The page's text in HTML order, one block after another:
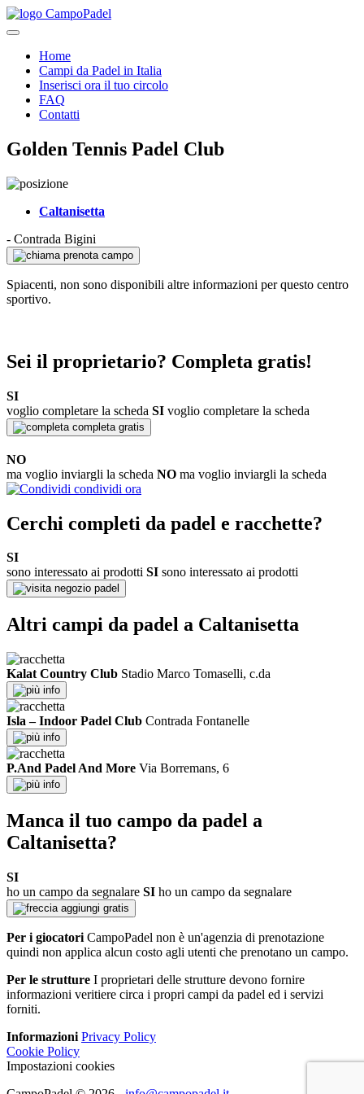
Home
Campi da Padel in Italia
Inserisci ora il tuo circolo
FAQ
Contatti
Golden Tennis Padel Club
Caltanisetta
- Contrada Bigini
prenota campo
Spiacenti, non sono disponibili altre informazioni per questo centro
sportivo.
Sei il proprietario? Completa gratis!
SI
voglio completare la scheda SI voglio completare la scheda
completa gratis
NO
ma voglio inviargli la scheda NO ma voglio inviargli la scheda
condividi ora
Cerchi completi da padel e racchette?
SI
sono interessato ai prodotti SI sono interessato ai prodotti
negozio padel
Altri campi da padel a Caltanisetta
Kalat Country Club Stadio Marco Tomaselli, c.da
info
Isla – Indoor Padel Club Contrada Fontanelle
info
P.And Padel And More Via Borremans, 6
info
Manca il tuo campo da padel a
Caltanisetta?
SI
ho un campo da segnalare SI ho un campo da segnalare
aggiungi gratis
Per i giocatori CampoPadel non è un'agenzia di prenotazione
quindi non applica alcun costo agli utenti che prenotano un campo.
Per le strutture I proprietari delle strutture devono fornire
informazioni veritiere circa i propri campi da padel ed i servizi
forniti.
Informazioni Privacy Policy
Cookie Policy
Impostazioni cookies